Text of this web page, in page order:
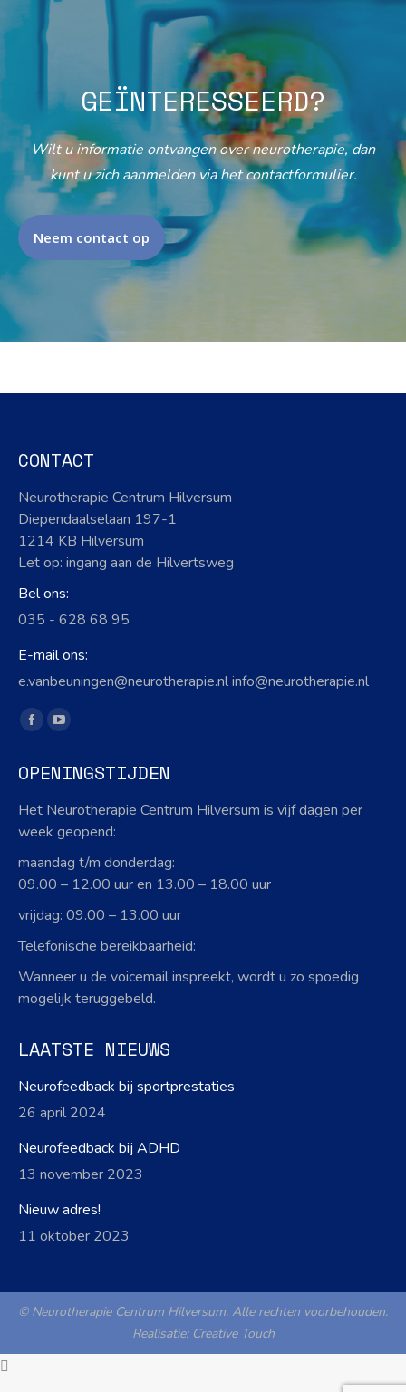
GEÏNTERESSEERD?
Wilt u informatie ontvangen over neurotherapie, dan
kunt u zich aanmelden via het contactformulier.
Neem contact op
CONTACT
Neurotherapie Centrum Hilversum
Diependaalselaan 197-1
1214 KB Hilversum
Let op: ingang aan de Hilvertsweg
Bel ons:
035 - 628 68 95
E-mail ons:
e.vanbeuningen@neurotherapie.nl info@neurotherapie.nl
Vind ons op:
Facebook
opens
in
new
YouTube
opens
new
OPENINGSTIJDEN
Het Neurotherapie Centrum Hilversum is vijf dagen per
week geopend:
maandag t/m donderdag:
09.00 – 12.00 uur en 13.00 – 18.00 uur
vrijdag: 09.00 – 13.00 uur
Telefonische bereikbaarheid:
Wanneer u de voicemail inspreekt, wordt u zo spoedig
mogelijk teruggebeld.
LAATSTE NIEUWS
Neurofeedback bij sportprestaties
26 april 2024
Neurofeedback bij ADHD
13 november 2023
Nieuw adres!
11 oktober 2023
© Neurotherapie Centrum Hilversum. Alle rechten voorbehouden.
Realisatie: Creative Touch